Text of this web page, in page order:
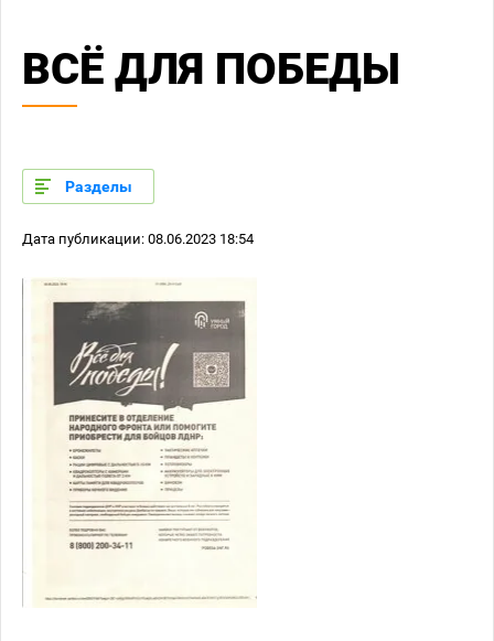
ВСЁ ДЛЯ ПОБЕДЫ
Разделы
Дата публикации: 08.06.2023 18:54